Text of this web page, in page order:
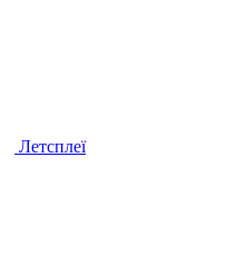
Летсплеї